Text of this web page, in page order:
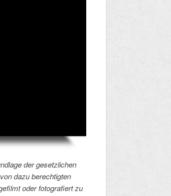
der gesetzlichen
dazu berechtigten
oder fotografiert zu